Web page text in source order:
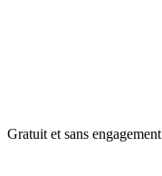
Gratuit et sans engagement